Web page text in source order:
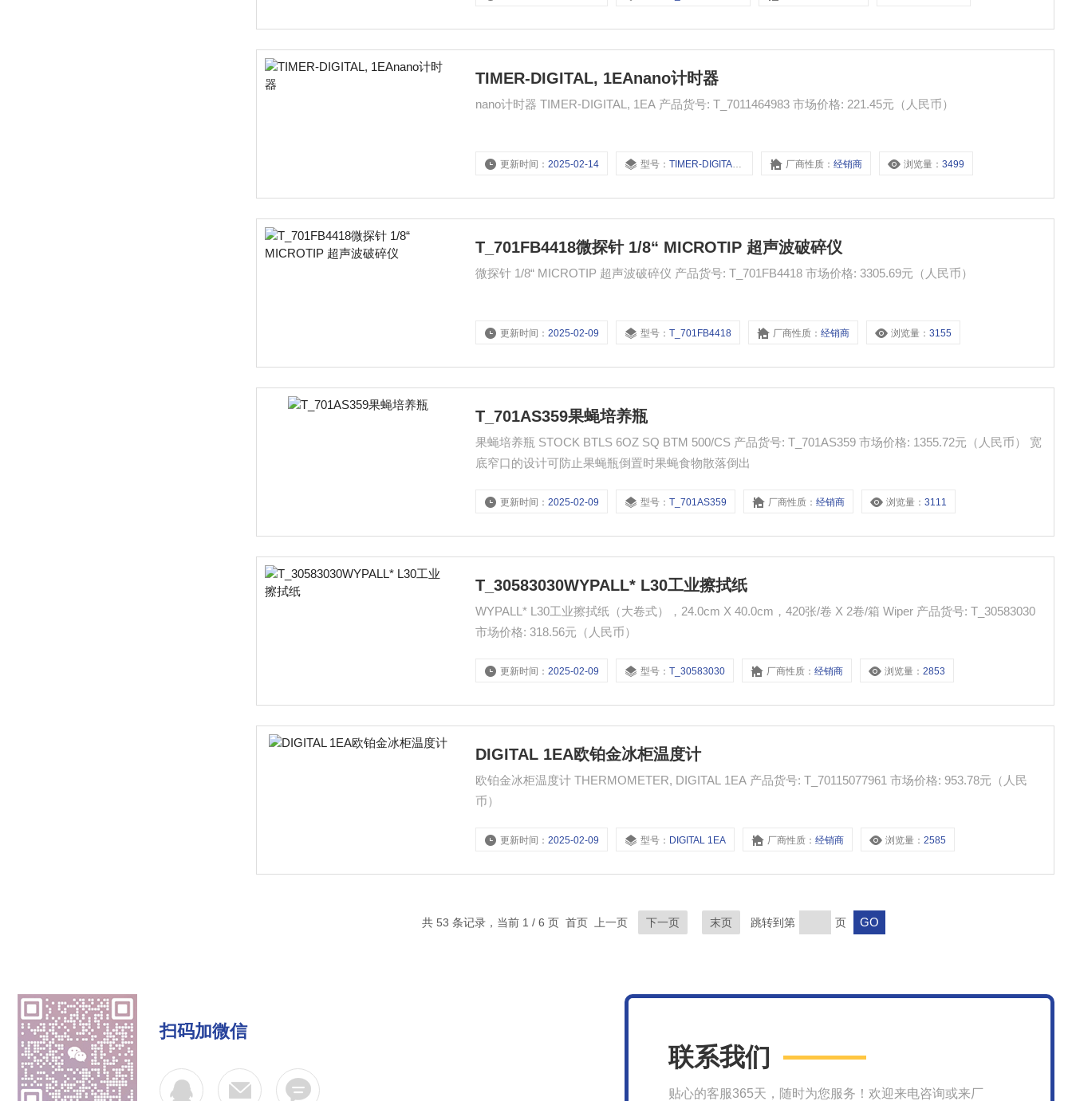
TIMER-DIGITAL, 1EAnano计时器
nano计时器 TIMER-DIGITAL, 1EA 产品货号: T_7011464983 市场价格: 221.45元（人民币）
更新时间：2025-02-14 型号：TIMER-DIGITAL, 1EA 厂商性质：经销商 浏览量：3499
T_701FB4418微探针 1/8“ MICROTIP 超声波破碎仪
微探针 1/8“ MICROTIP 超声波破碎仪 产品货号: T_701FB4418 市场价格: 3305.69元（人民币）
更新时间：2025-02-09 型号：T_701FB4418 厂商性质：经销商 浏览量：3155
T_701AS359果蝇培养瓶
果蝇培养瓶 STOCK BTLS 6OZ SQ BTM 500/CS 产品货号: T_701AS359 市场价格: 1355.72元（人民币） 宽
底窄口的设计可防止果蝇瓶倒置时果蝇食物散落倒出
更新时间：2025-02-09 型号：T_701AS359 厂商性质：经销商 浏览量：3111
T_30583030WYPALL* L30工业擦拭纸
WYPALL* L30工业擦拭纸（大卷式），24.0cm X 40.0cm，420张/卷 X 2卷/箱 Wiper 产品货号: T_30583030
市场价格: 318.56元（人民币）
更新时间：2025-02-09 型号：T_30583030 厂商性质：经销商 浏览量：2853
DIGITAL 1EA欧铂金冰柜温度计
欧铂金冰柜温度计 THERMOMETER, DIGITAL 1EA 产品货号: T_70115077961 市场价格: 953.78元（人民
币）
更新时间：2025-02-09 型号： DIGITAL 1EA 厂商性质：经销商 浏览量：2585
共 53 条记录，当前 1 / 6 页 首页 上一页 下一页 末页 跳转到第 页
扫码加微信
联系我们
贴心的客服365天，随时为您服务！欢迎来电咨询或来厂